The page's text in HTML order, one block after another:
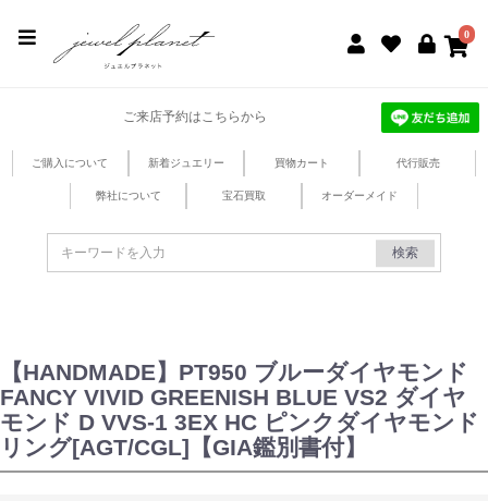
0
ご来店予約はこちらから
ご購入について 新着ジュエリー 買物カート 代行販売
弊社について 宝石買取 オーダーメイド
検索
【HANDMADE】PT950 ブルーダイヤモンド
FANCY VIVID GREENISH BLUE VS2 ダイヤ
モンド D VVS-1 3EX HC ピンクダイヤモンド
リング[AGT/CGL]【GIA鑑別書付】